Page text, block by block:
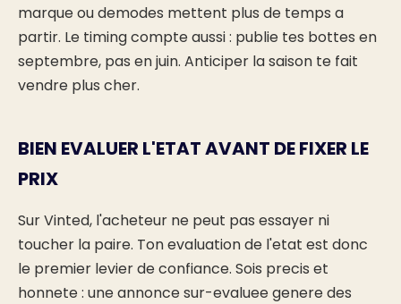
marque ou demodes mettent plus de temps a
partir. Le timing compte aussi : publie tes bottes en
septembre, pas en juin. Anticiper la saison te fait
vendre plus cher.
BIEN EVALUER L'ETAT AVANT DE FIXER LE
PRIX
Sur Vinted, l'acheteur ne peut pas essayer ni
toucher la paire. Ton evaluation de l'etat est donc
le premier levier de confiance. Sois precis et
honnete : une annonce sur-evaluee genere des